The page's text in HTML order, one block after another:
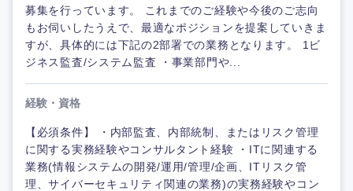
募集を行っています。 これまでのご経験や今後のご志向
もお伺いしたうえで、最適なポジションを提案していきま
すが、具体的には下記の2部署での業務となります。 1ビ
ジネス監査/システム監査 ・事業部門や...
経験・資格
【必須条件】 ・内部監査、内部統制、またはリスク管理
に関する実務経験やコンサルタント経験 ・ITに関連する
業務(情報システムの開発/運用/管理/企画、ITリスク管
理、サイバーセキュリティ関連の業務)の実務経験やコン